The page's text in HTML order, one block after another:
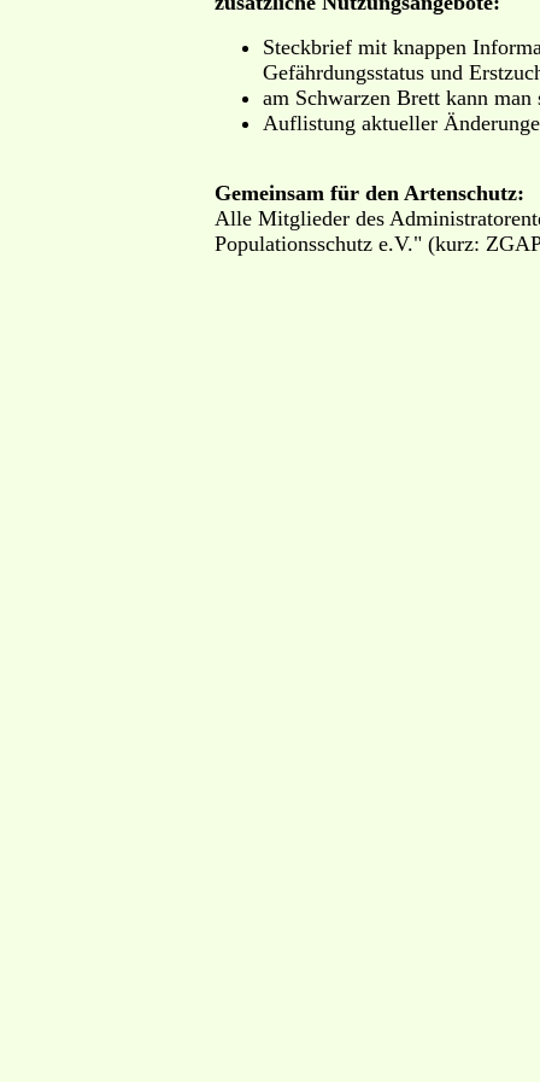
Steckbrief mit knappen
Gefährdungsstatus und
am Schwarzen Brett kann man
Auflistung aktueller
Gemeinsam für den Artenschutz:
Alle Mitglieder des
Populationsschutz e.V." (kurz: